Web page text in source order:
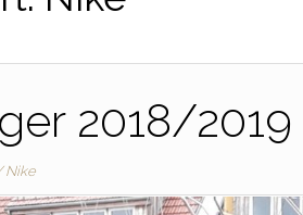
2018/2019
Nike